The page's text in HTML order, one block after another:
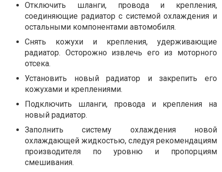
Отключить шланги, провода и крепления,
соединяющие радиатор с системой охлаждения и
остальными компонентами автомобиля.
Снять кожухи и крепления, удерживающие
радиатор. Осторожно извлечь его из моторного
отсека.
Установить новый радиатор и закрепить его
кожухами и креплениями.
Подключить шланги, провода и крепления на
новый радиатор.
Заполнить систему охлаждения новой
охлаждающей жидкостью, следуя рекомендациям
производителя по уровню и пропорциям
смешивания.